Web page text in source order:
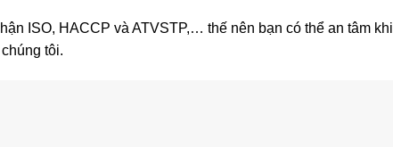
ISO, HACCP và ATVSTP,… thế nên bạn có thể an tâm khi
tôi.